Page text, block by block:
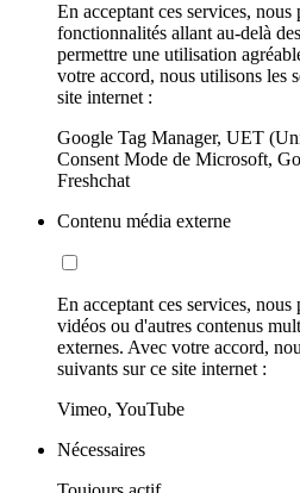
En acceptant ces services,
fonctionnalités allant au-delà
permettre une utilisation
votre accord, nous utilisons les
site internet :
Google Tag Manager, UET
Consent Mode de Microsoft,
Freshchat
Contenu média externe
En acceptant ces services,
vidéos ou d'autres contenus
externes. Avec votre accord,
suivants sur ce site internet :
Vimeo, YouTube
Nécessaires